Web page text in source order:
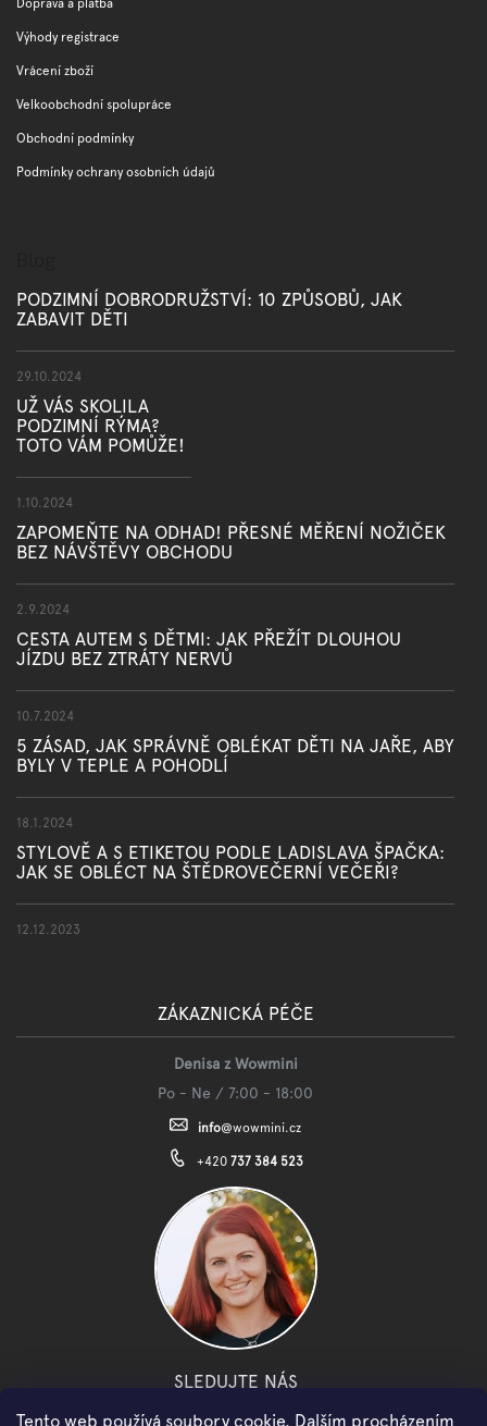
Tento web používá soubory cookie. Dalším procházením
Výhody registrace
Vrácení zboží
Velkoobchodní spolupráce
Obchodní podmínky
Podmínky ochrany osobních údajů
PODZIMNÍ DOBRODRUŽSTVÍ: 10 ZPŮSOBŮ, JAK
ZABAVIT DĚTI
29.10.2024
UŽ VÁS SKOLILA
PODZIMNÍ RÝMA?
TOTO VÁM POMŮŽE!
1.10.2024
ZAPOMEŇTE NA ODHAD! PŘESNÉ MĚŘENÍ NOŽIČEK
BEZ NÁVŠTĚVY OBCHODU
2.9.2024
CESTA AUTEM S DĚTMI: JAK PŘEŽÍT DLOUHOU
JÍZDU BEZ ZTRÁTY NERVŮ
10.7.2024
5 ZÁSAD, JAK SPRÁVNĚ OBLÉKAT DĚTI NA JAŘE, ABY
BYLY V TEPLE A POHODLÍ
18.1.2024
STYLOVĚ A S ETIKETOU PODLE LADISLAVA ŠPAČKA:
JAK SE OBLÉCT NA ŠTĚDROVEČERNÍ VEČEŘI?
12.12.2023
ZÁKAZNICKÁ PÉČE
Denisa z Wowmini
Po - Ne / 7:00 - 18:00
info@wowmini.cz
+420 737 384 523
SLEDUJTE NÁS